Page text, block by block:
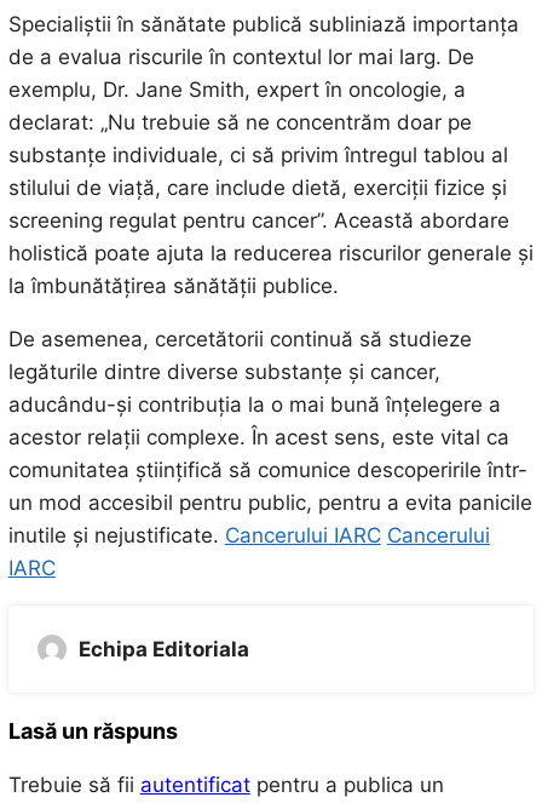
Specialiștii în sănătate publică subliniază importanța
de a evalua riscurile în contextul lor mai larg. De
exemplu, Dr. Jane Smith, expert în oncologie, a
declarat: „Nu trebuie să ne concentrăm doar pe
substanțe individuale, ci să privim întregul tablou al
stilului de viață, care include dietă, exerciții fizice și
screening regulat pentru cancer”. Această abordare
holistică poate ajuta la reducerea riscurilor generale și
la îmbunătățirea sănătății publice.
De asemenea, cercetătorii continuă să studieze
legăturile dintre diverse substanțe și cancer,
aducându-și contribuția la o mai bună înțelegere a
acestor relații complexe. În acest sens, este vital ca
comunitatea științifică să comunice descoperirile într-
un mod accesibil pentru public, pentru a evita panicile
inutile și nejustificate. Cancerului IARC Cancerului
IARC
Echipa Editoriala
Lasă un răspuns
Trebuie să fii autentificatpentru a publica un